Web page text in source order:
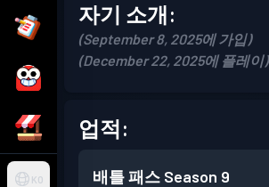
KO
자기 소개:
(September 8, 2025에 가입)
(December 22, 2025에 플레이)
업적:
배틀 패스 Season 9